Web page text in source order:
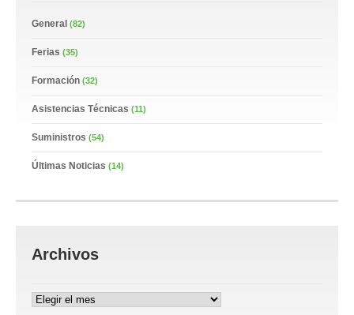
General (82)
Ferias (35)
Formación (32)
Asistencias Técnicas (11)
Suministros (54)
Últimas Noticias (14)
Archivos
Archivos